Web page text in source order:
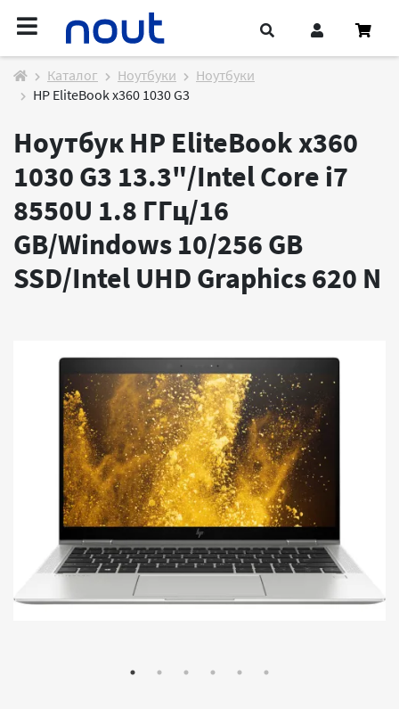
Каталог Ноутбуки
Ноутбуки
HP EliteBook x360 1030 G3
Ноутбук HP EliteBook x360
1030 G3 13.3"/Intel Core i7
8550U 1.8 ГГц/16
GB/Windows 10/256 GB
SSD/Intel UHD Graphics 620 N